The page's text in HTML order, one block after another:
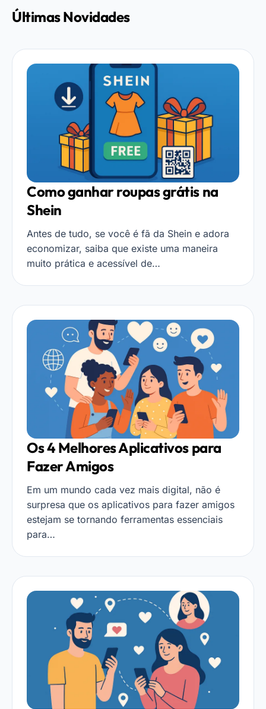
Últimas Novidades
Como ganhar roupas grátis na
Shein
Antes de tudo, se você é fã da Shein e adora
economizar, saiba que existe uma maneira
muito prática e acessível de…
Os 4 Melhores Aplicativos para
Fazer Amigos
Em um mundo cada vez mais digital, não é
surpresa que os aplicativos para fazer amigos
estejam se tornando ferramentas essenciais
para…